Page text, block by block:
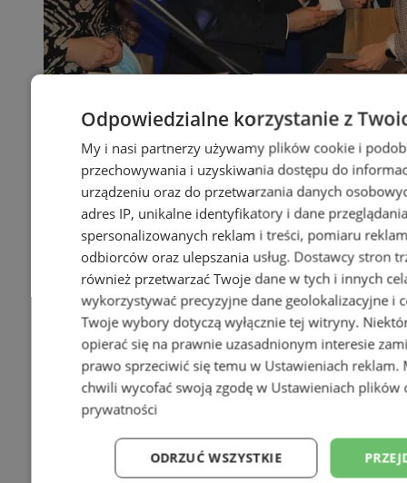
Odpowiedzialne korzystanie z
My i nasi partnerzy używamy plików cookie i
przechowywania i uzyskiwania dostępu do
urządzeniu oraz do przetwarzania danych
adres IP, unikalne identyfikatory i dane
spersonalizowanych reklam i treści, pomiaru
odbiorców oraz ulepszania usług. Dostawcy stron
również przetwarzać Twoje dane w tych i innych
wykorzystywać precyzyjne dane geolokalizacyjne i
Twoje wybory dotyczą wyłącznie tej witryny.
opierać się na prawnie uzasadnionym interesie
prawo sprzeciwić się temu w Ustawieniach reklam.
chwili wycofać swoją zgodę w Ustawieniach plików
prywatności
ODRZUĆ WSZYSTKIE